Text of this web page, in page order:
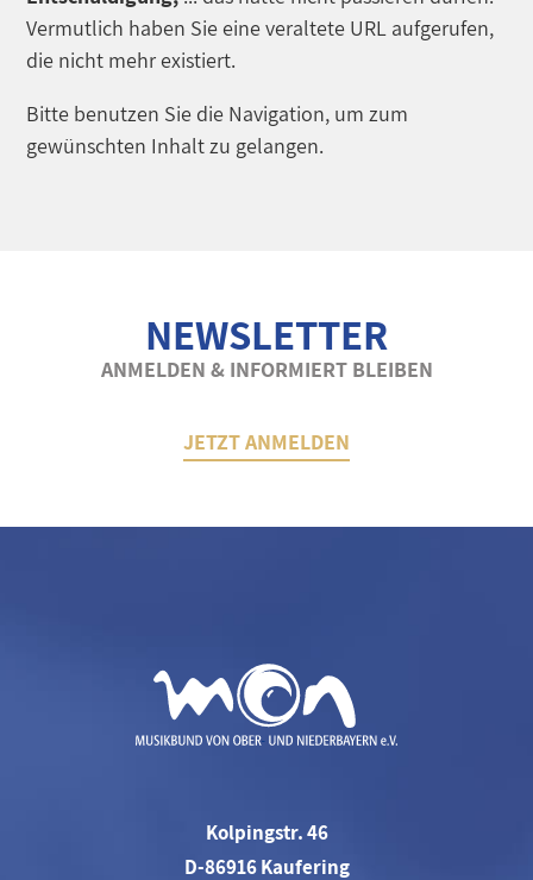
Vermutlich haben Sie eine veraltete URL aufgerufen,
die nicht mehr existiert.
Bitte benutzen Sie die Navigation, um zum
gewünschten Inhalt zu gelangen.
NEWSLETTER
ANMELDEN & INFORMIERT BLEIBEN
JETZT ANMELDEN
Kolpingstr. 46
D-86916 Kaufering